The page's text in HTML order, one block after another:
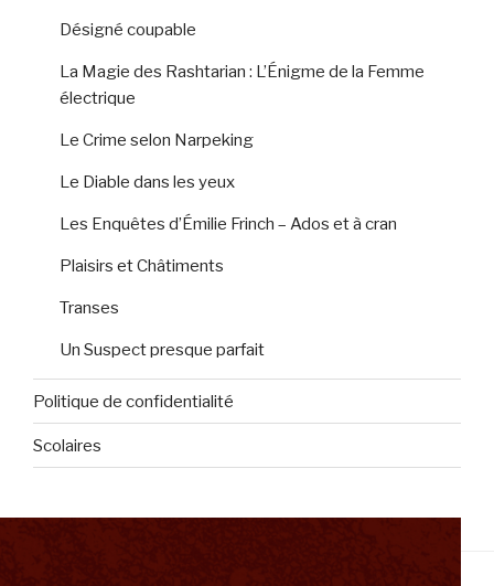
Désigné coupable
La Magie des Rashtarian : L’Énigme de la Femme
électrique
Le Crime selon Narpeking
Le Diable dans les yeux
Les Enquêtes d’Émilie Frinch – Ados et à cran
Plaisirs et Châtiments
Transes
Un Suspect presque parfait
Politique de confidentialité
Scolaires